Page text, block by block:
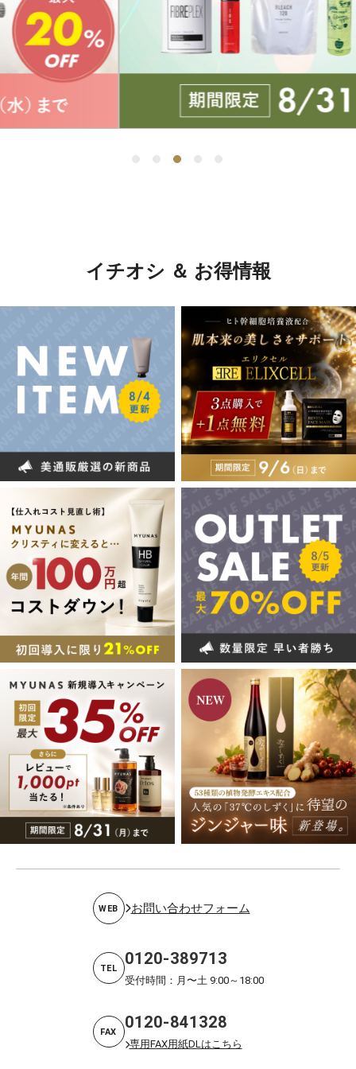
イチオシ ＆ お得情報
WEB お問い合わせフォーム
TEL 0120-389713
受付時間：月〜土 9:00～18:00
FAX 0120-841328
専用FAX用紙DLはこちら